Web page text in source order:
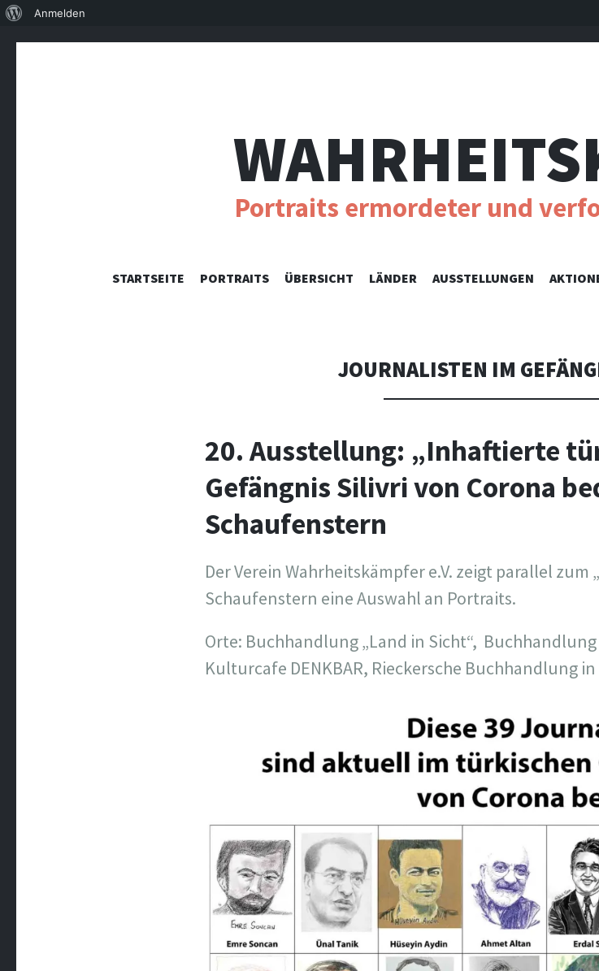
Portraits ermordeter und
SKIP
STARTSEITE PORTRAITS ÜBERSICHT LÄNDER AUSSTELLUNGEN
JOURNALISTEN IM
20. Ausstellung: „Inhaftierte
Gefängnis Silivri von Corona
Schaufenstern
Der Verein Wahrheitskämpfer e.V. zeigt parallel
Schaufenstern eine Auswahl an Portraits.
Orte: Buchhandlung „Land in Sicht“, Buchhandlung
Kulturcafe DENKBAR, Rieckersche Buchhandlung in
Über
Anmelden